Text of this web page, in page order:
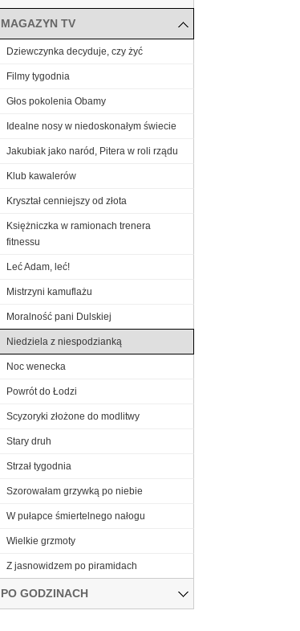
MAGAZYN TV
Dziewczynka decyduje, czy żyć
Filmy tygodnia
Głos pokolenia Obamy
Idealne nosy w niedoskonałym świecie
Jakubiak jako naród, Pitera w roli rządu
Klub kawalerów
Kryształ cenniejszy od złota
Księżniczka w ramionach trenera
fitnessu
Leć Adam, leć!
Mistrzyni kamuflażu
Moralność pani Dulskiej
Niedziela z niespodzianką
Noc wenecka
Powrót do Łodzi
Scyzoryki złożone do modlitwy
Stary druh
Strzał tygodnia
Szorowałam grzywką po niebie
W pułapce śmiertelnego nałogu
Wielkie grzmoty
Z jasnowidzem po piramidach
PO GODZINACH